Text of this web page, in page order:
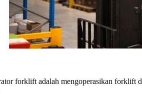
forklift adalah mengoperasikan